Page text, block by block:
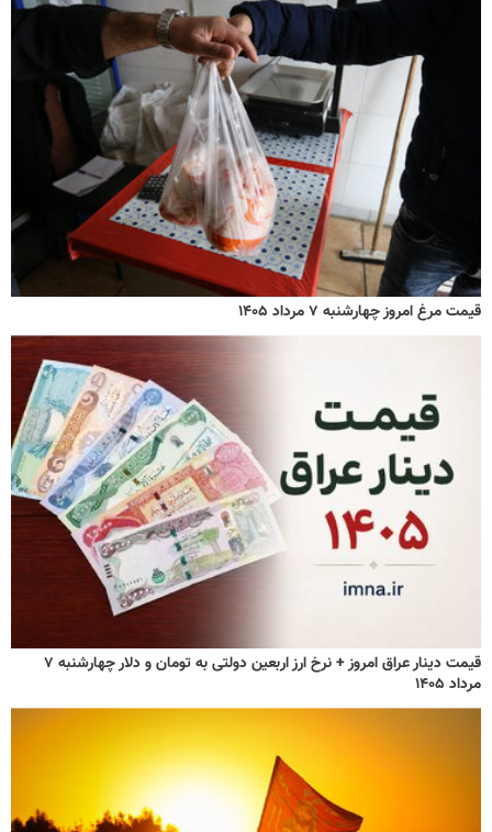
قیمت مرغ امروز چهارشنبه ۷ مرداد ۱۴۰۵
قیمت دینار عراق امروز + نرخ ارز اربعین دولتی به تومان و دلار چهارشنبه ۷
مرداد ۱۴۰۵